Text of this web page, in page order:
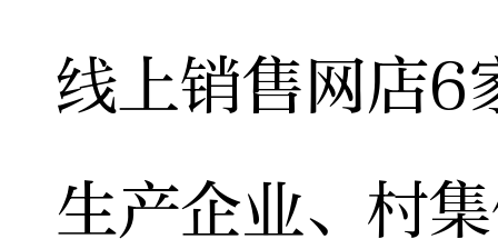
线上销售网店
生产企业、村